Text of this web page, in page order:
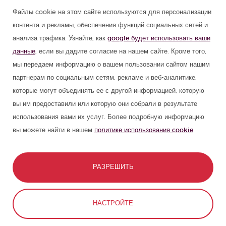
СВЯЗАТЬСЯ ЗАБРОНИРОВАТЬ
Летние лагеря в Испании
Ресурсы для изучения испанского
Партнеры
Путеводитель по Испании
Путеводитель по Латинской Америке
© 1989 - 2026 don Quijote S.L. Все права
Файлы cookie на этом сайте используются для персонализации
контента и рекламы, обеспечения функций социальных сетей и
анализа трафика. Узнайте, как google будет использовать ваши
данные, если вы дадите согласие на нашем сайте. Кроме того,
мы передаем информацию о вашем пользовании сайтом нашим
партнерам по социальным сетям, рекламе и веб-аналитике,
которые могут объединять ее с другой информацией, которую
вы им предоставили или которую они собрали в результате
использования вами их услуг. Более подробную информацию
вы можете найти в нашем политике использования cookie
НАСТРОЙТЕ
РАЗРЕШИТЬ